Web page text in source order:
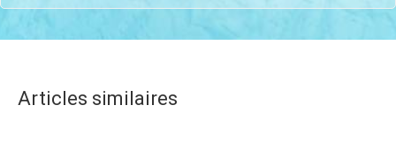
Articles similaires